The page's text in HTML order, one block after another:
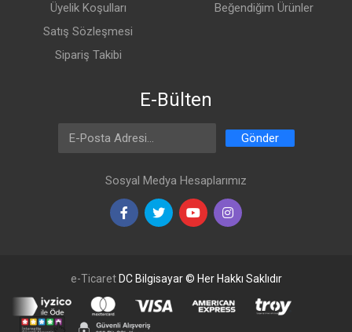
Üyelik Koşulları
Satış Sözleşmesi
Sipariş Takibi
Beğendiğim Ürünler
E-Bülten
Email Address Gönder
Sosyal Medya Hesaplarımız
e-Ticaret DC Bilgisayar © Her Hakkı Saklıdır